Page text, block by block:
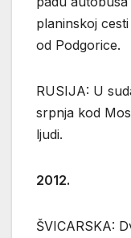
planinskoj
od Podgorice.
RUSIJA: U
srpnja kod
ljudi.
2012.
ŠVICARSKA: